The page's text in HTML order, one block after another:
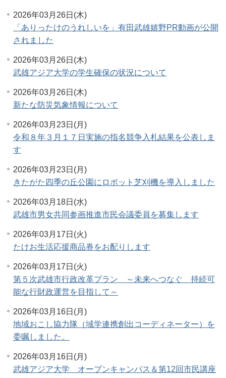
2026年03月26日(木)
「ありったけのうれしいを」有田武雄嬉野PR動画が公開
されました
2026年03月26日(木)
武雄アジア大学の学生確保の状況について
2026年03月26日(木)
新たな防災気象情報について
2026年03月23日(月)
令和８年３月１７日実施の指名競争入札結果を公表しま
す
2026年03月23日(月)
きたがた四季の丘公園にロボット芝刈機を導入しました
2026年03月18日(水)
武雄市男女共同参画推進市民会議委員を募集します
2026年03月17日(火)
たけお生活応援商品券をお配りします
2026年03月17日(火)
第５次武雄市行政改革プラン ～未来へつなぐ 持続可
能な行財政運営を目指して～
2026年03月16日(月)
地域おこし協力隊（域学連携創出コーディネーター）を
委嘱しました。
2026年03月16日(月)
武雄アジア大学 オープンキャンパス＆第12回市民講座